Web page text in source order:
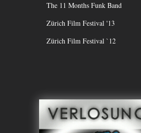
The 11 Months Funk Band
Zürich Film Festival '13
Zürich Film Festival `12